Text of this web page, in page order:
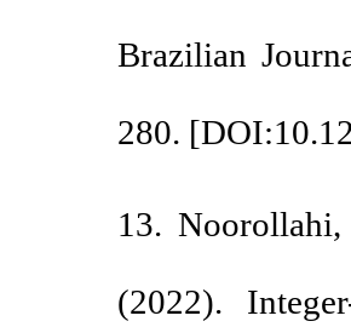
Brazilian
280. [
13.
(2022).